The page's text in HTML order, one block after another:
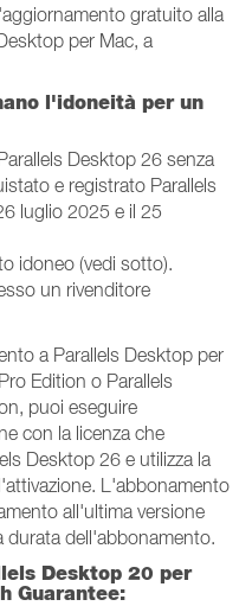
gratuito alla
per Mac, a
l'idoneità per un
Desktop 26 senza
e registrato Parallels
luglio 2025 e il 25
idoneo (vedi sotto).
un rivenditore
a Parallels Desktop per
Edition o Parallels
puoi eseguire
con la licenza che
Desktop 26 e utilizza la
L'abbonamento
all'ultima versione
durata dell'abbonamento.
Desktop 20 per
Guarantee: